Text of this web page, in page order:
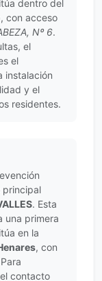
dentro del
, con acceso
Nº 6.
el
el
instalación
y el
residentes.
principal
. Esta
una primera
en la
, con
contacto